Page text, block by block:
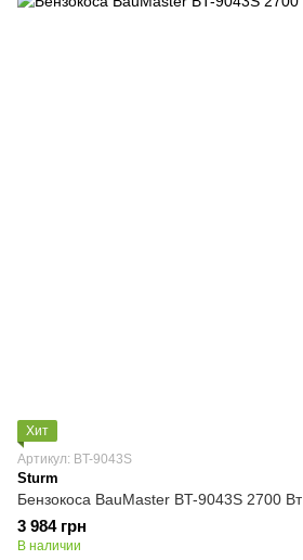
Хит
Артикул: BT-9043S
Sturm
Бензокоса BauMaster BT-9043S 2700 Вт
3 984 грн
В наличии